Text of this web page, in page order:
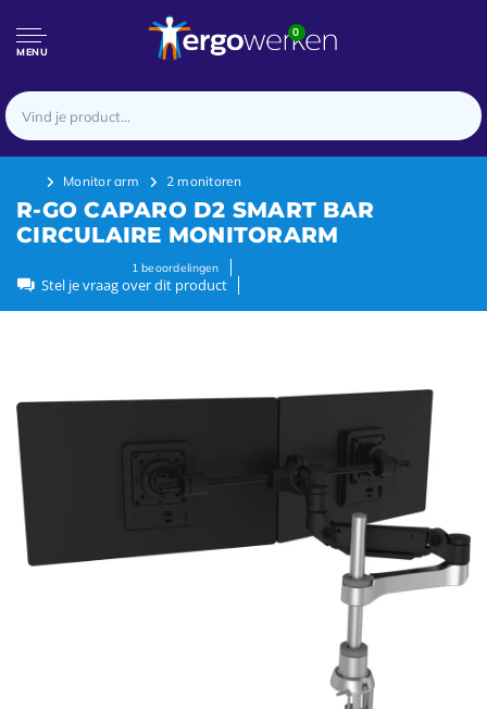
MENU
0
Monitor arm 2 monitoren
R-GO CAPARO D2 SMART BAR
CIRCULAIRE MONITORARM
1 beoordelingen
Stel je vraag over dit product